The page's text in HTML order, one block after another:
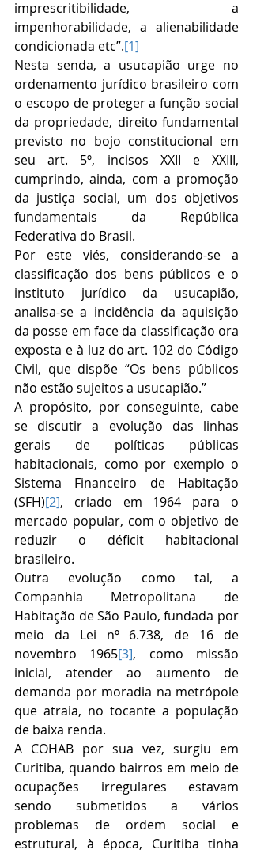
imprescritibilidade, a
impenhorabilidade, a alienabilidade
condicionada etc”.[1]
Nesta senda, a usucapião urge no
ordenamento jurídico brasileiro com
o escopo de proteger a função social
da propriedade, direito fundamental
previsto no bojo constitucional em
seu art. 5º, incisos XXII e XXIII,
cumprindo, ainda, com a promoção
da justiça social, um dos objetivos
fundamentais da República
Federativa do Brasil.
Por este viés, considerando-se a
classificação dos bens públicos e o
instituto jurídico da usucapião,
analisa-se a incidência da aquisição
da posse em face da classificação ora
exposta e à luz do art. 102 do Código
Civil, que dispõe “Os bens públicos
não estão sujeitos a usucapião.”
A propósito, por conseguinte, cabe
se discutir a evolução das linhas
gerais de políticas públicas
habitacionais, como por exemplo o
Sistema Financeiro de Habitação
(SFH)[2], criado em 1964 para o
mercado popular, com o objetivo de
reduzir o déficit habitacional
brasileiro.
Outra evolução como tal, a
Companhia Metropolitana de
Habitação de São Paulo, fundada por
meio da Lei nº 6.738, de 16 de
novembro 1965[3], como missão
inicial, atender ao aumento de
demanda por moradia na metrópole
que atraia, no tocante a população
de baixa renda.
A COHAB por sua vez, surgiu em
Curitiba, quando bairros em meio de
ocupações irregulares estavam
sendo submetidos a vários
problemas de ordem social e
estrutural, à época, Curitiba tinha